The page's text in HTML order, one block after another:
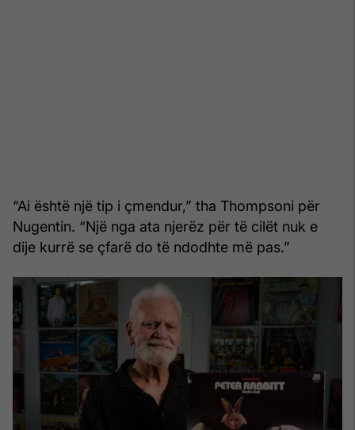
“Ai është një tip i çmendur,” tha Thompsoni për
Nugentin. “Një nga ata njerëz për të cilët nuk e
dije kurrë se çfarë do të ndodhte më pas.”